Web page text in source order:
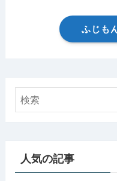
ふじも
人気の記事